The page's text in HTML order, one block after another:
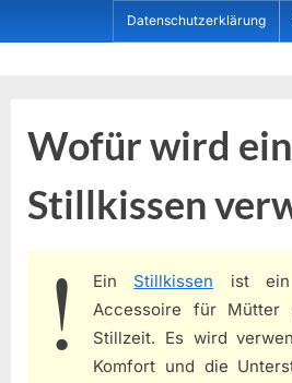
to
Datenschutzerklärung
Wofür wird ein
Stillkissen
Ein Stillkissen ist ein
Accessoire für Mütter
Stillzeit. Es wird
Komfort und die